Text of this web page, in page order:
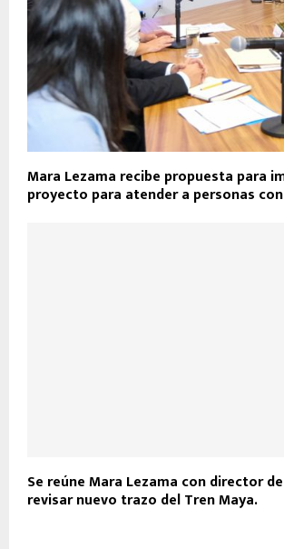
Mara Lezama recibe propuesta para
proyecto para atender a personas
Se reúne Mara Lezama con director
revisar nuevo trazo del Tren Maya.